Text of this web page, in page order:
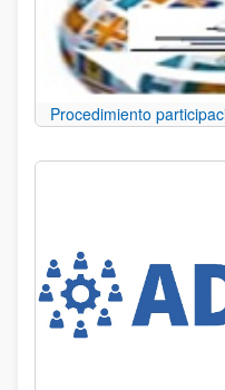
Procedimiento